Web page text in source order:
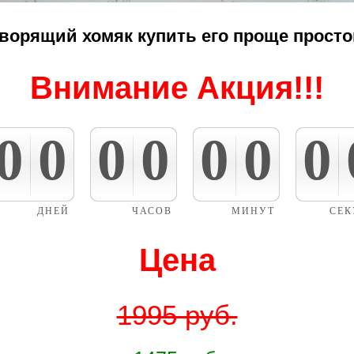
хомяк купить его проще
Внимание Акция!!!
Цена
1995 руб.